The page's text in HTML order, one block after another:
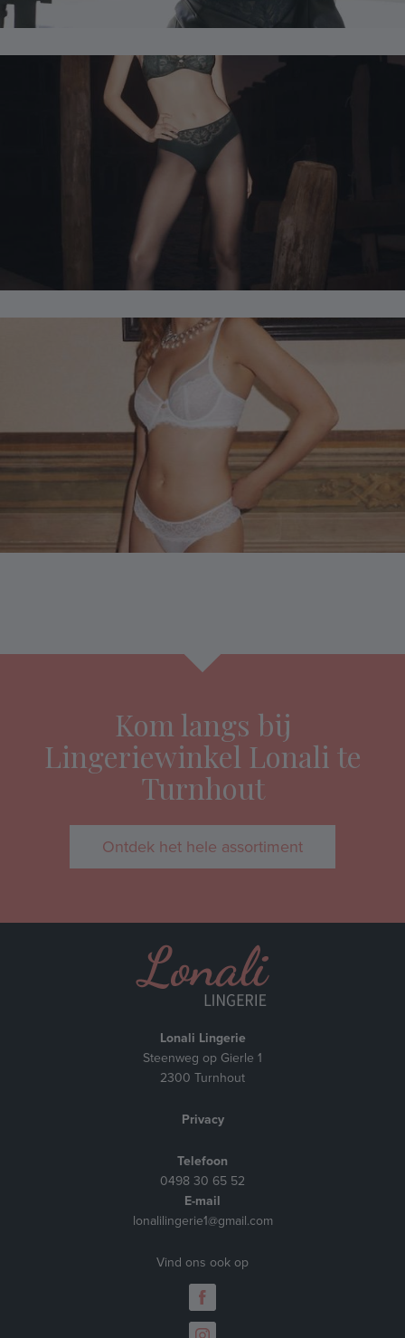
Kom langs bij
Lingeriewinkel Lonali te
Turnhout
Ontdek het hele assortiment
Lonali Lingerie
Steenweg op Gierle 1
2300 Turnhout
Privacy
Telefoon
0498 30 65 52
E-mail
lonalilingerie1@gmail.com
Vind ons ook op